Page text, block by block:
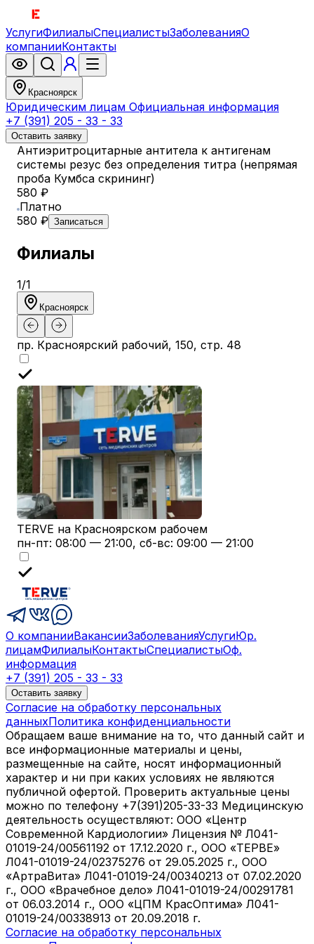
УслугиФилиалыСпециалистыЗаболеванияО
компанииКонтакты
Красноярск
Юридическим лицам Официальная информация
+7 (391) 205 - 33 - 33
Оставить заявку
Антиэритроцитарные антитела к антигенам
системы резус без определения титра (непрямая
проба Кумбса скрининг)
580 ₽
Платно
580 ₽ Записаться
Филиалы
1/1
Красноярск
пр. Красноярский рабочий, 150, стр. 48
TERVE на Красноярском рабочем
пн-пт: 08:00 — 21:00, сб-вс: 09:00 — 21:00
О компанииВакансииЗаболеванияУслугиЮр.
лицамФилиалыКонтактыСпециалистыОф.
информация
+7 (391) 205 - 33 - 33
Оставить заявку
Согласие на обработку персональных
данныхПолитика конфиденциальности
Обращаем ваше внимание на то, что данный сайт и
все информационные материалы и цены,
размещенные на сайте, носят информационный
характер и ни при каких условиях не являются
публичной офертой. Проверить актуальные цены
можно по телефону +7(391)205-33-33 Медицинскую
деятельность осуществляют: ООО «Центр
Современной Кардиологии» Лицензия № Л041-
01019-24/00561192 от 17.12.2020 г., ООО «ТЕРВЕ»
Л041-01019-24/02375276 от 29.05.2025 г., ООО
«АртраВита» Л041-01019-24/00340213 от 07.02.2020
г., ООО «Врачебное дело» Л041-01019-24/00291781
от 06.03.2014 г., ООО «ЦПМ КрасОптима» Л041-
01019-24/00338913 от 20.09.2018 г.
Согласие на обработку персональных